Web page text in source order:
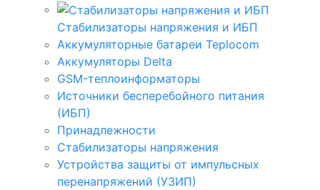
Стабилизаторы напряжения и ИБП
Аккумуляторные батареи Teplocom
Аккумуляторы Delta
GSM-теплоинформаторы
Источники бесперебойного питания
(ИБП)
Принадлежности
Стабилизаторы напряжения
Устройства защиты от импульсных
перенапряжений (УЗИП)